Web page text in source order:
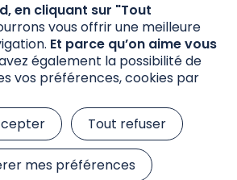
en cliquant sur "Tout
vous offrir une meilleure
Et parce qu’on aime vous
également la possibilité de
vos préférences, cookies par
Tout refuser
mes préférences
SFDR